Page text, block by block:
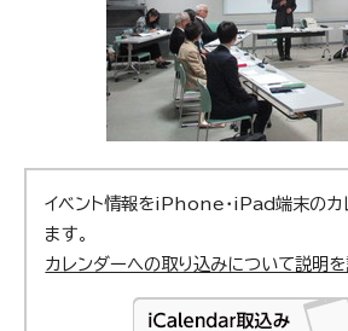
イベント情報をiPhone・iPad端末のカ
ます。
カレンダーへの取り込みについて説明